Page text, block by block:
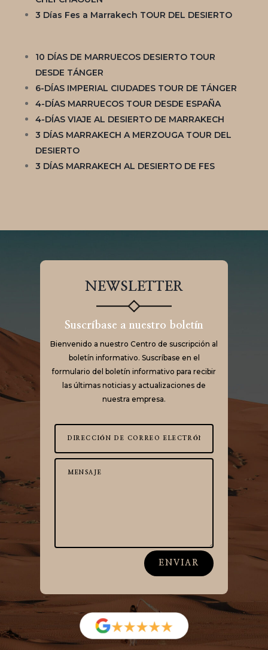
3 Días Fes a Marrakech TOUR DEL DESIERTO
10 DÍAS DE MARRUECOS DESIERTO TOUR
DESDE TÁNGER
6-DÍAS IMPERIAL CIUDADES TOUR DE TÁNGER
4-DÍAS MARRUECOS TOUR DESDE ESPAÑA
4-DÍAS VIAJE AL DESIERTO DE MARRAKECH
3 DÍAS MARRAKECH A MERZOUGA TOUR DEL
DESIERTO
3 DÍAS MARRAKECH AL DESIERTO DE FES
NEWSLETTER
Suscríbase a nuestro boletín
Bienvenido a nuestro Centro de suscripción al
boletín informativo. Suscríbase en el
formulario del boletín informativo para recibir
las últimas noticias y actualizaciones de
nuestra empresa.
ENVIAR